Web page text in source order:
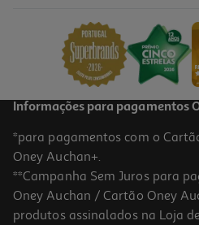
Informações para pagamentos
*para pagamentos com o
Oney Auchan+.
**Campanha Sem Juros para
Oney Auchan / Cartão Oney
produtos assinalados na Loja